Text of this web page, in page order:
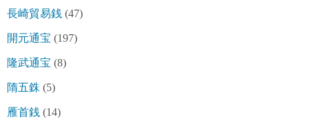
長崎貿易銭 (47)
開元通宝 (197)
隆武通宝 (8)
隋五銖 (5)
雁首銭 (14)